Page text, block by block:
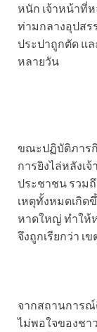
หนัก เจ้าหน้าที่
ท่ามกลางอุปสร
ประปาถูกตัด แล
หลายวัน
ขณะปฏิบัติภาร
การยิงไล่หลังเ
ประชาชน รวม
เหตุทั้งหมดเกิด
หาดใหญ่ ทำให้
จึงถูกเรียกว่า เข
จากสถานการณ์
ไม่พอใจของชา